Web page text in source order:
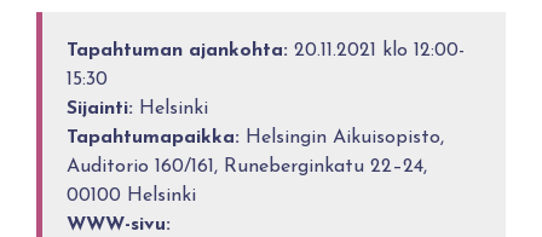
Tapahtuman ajankohta: 20.11.2021 klo 12:00-
15:30
Sijainti: Helsinki
Tapahtumapaikka: Helsingin Aikuisopisto,
Auditorio 160/161, Runeberginkatu 22–24,
00100 Helsinki
WWW-sivu: